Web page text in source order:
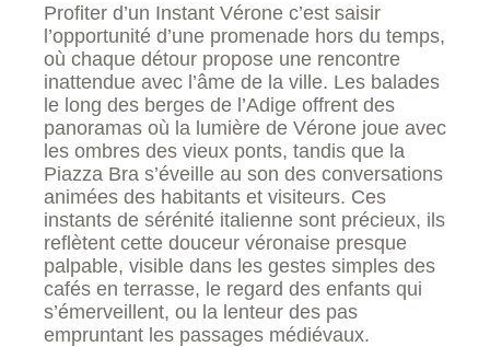
Profiter d’un Instant Vérone c’est saisir
l’opportunité d’une promenade hors du temps,
où chaque détour propose une rencontre
inattendue avec l’âme de la ville. Les balades
le long des berges de l’Adige offrent des
panoramas où la lumière de Vérone joue avec
les ombres des vieux ponts, tandis que la
Piazza Bra s’éveille au son des conversations
animées des habitants et visiteurs. Ces
instants de sérénité italienne sont précieux, ils
reflètent cette douceur véronaise presque
palpable, visible dans les gestes simples des
cafés en terrasse, le regard des enfants qui
s’émerveillent, ou la lenteur des pas
empruntant les passages médiévaux.